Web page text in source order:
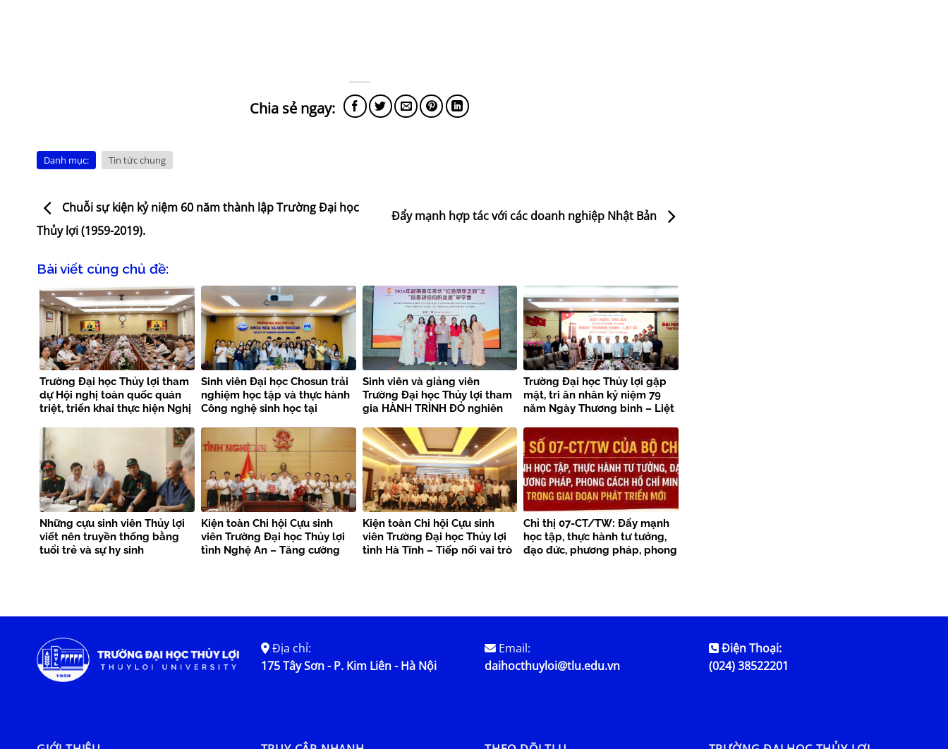
Danh mục: Tin tức chung
Chuỗi sự kiện kỷ niệm 60 năm thành lập Trường Đại học
Thủy lợi (1959-2019).
Đẩy mạnh hợp tác với các doanh nghiệp Nhật Bản
Bài viết cùng chủ đề:
Trường Đại học Thủy lợi tham
dự Hội nghị toàn quốc quán
triệt, triển khai thực hiện Nghị
khóa XIV
Sinh viên Đại học Chosun trải
nghiệm học tập và thực hành
Công nghệ sinh học tại
Sinh viên và giảng viên
Trường Đại học Thủy lợi tham
gia HÀNH TRÌNH ĐỎ nghiên
Việt Nam tại Trung Quốc –
Trại nghiên cứu, học tập
“Theo dấu chân Bác Hồ” năm
2026
Trường Đại học Thủy lợi gặp
mặt, tri ân nhân kỷ niệm 79
năm Ngày Thương binh – Liệt
Những cựu sinh viên Thủy lợi
viết nên truyền thống bằng
tuổi trẻ và sự hy sinh
Kiện toàn Chi hội Cựu sinh
viên Trường Đại học Thủy lợi
tỉnh Nghệ An – Tăng cường
Kiện toàn Chi hội Cựu sinh
viên Trường Đại học Thủy lợi
tỉnh Hà Tĩnh – Tiếp nối vai trò
Chỉ thị 07-CT/TW: Đẩy mạnh
học tập, thực hành tư tưởng,
đạo đức, phương pháp, phong
Địa chỉ:
175 Tây Sơn - P. Kim Liên - Hà Nội
Email:
daihocthuyloi@tlu.edu.vn
Điện Thoại:
(024) 38522201